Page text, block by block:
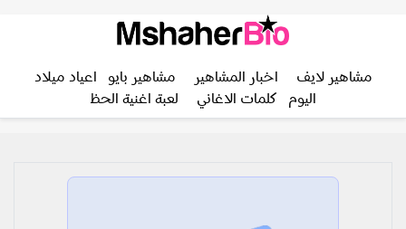
مشاهير لايف اخبار المشاهير مشاهير بايو
اعياد ميلاد
اليوم
كلمات الاغاني لعبة اغنية الحظ